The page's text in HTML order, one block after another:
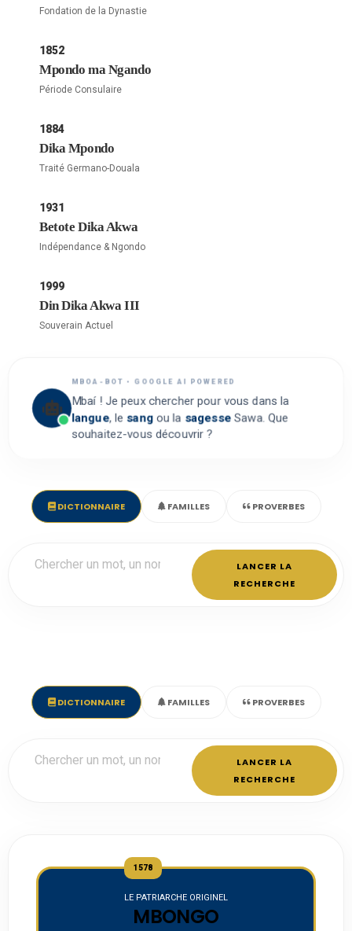
Fondation de la Dynastie
1852
Mpondo ma Ngando
Période Consulaire
1884
Dika Mpondo
Traité Germano-Douala
1931
Betote Dika Akwa
Indépendance & Ngondo
1999
Din Dika Akwa III
Souverain Actuel
MBOA-BOT • GOOGLE AI POWERED
Mbaí ! Je peux chercher pour vous dans la
langue, le sangou la sagesse Sawa. Que
souhaitez-vous découvrir ?
DICTIONNAIRE FAMILLES PROVERBES
LANCER LA
RECHERCHE
DICTIONNAIRE FAMILLES PROVERBES
LANCER LA
RECHERCHE
1578
LE PATRIARCHE ORIGINEL
MBONGO